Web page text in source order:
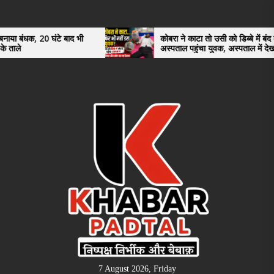
the
content
भी
कोबरा ने काटा तो उसी को डिब्बे में बंद कर
अस्पताल पहुंचा युवक, अस्पताल में देखकर डॉक्टर
भी रह गए हैरान
7 August 2026, Friday